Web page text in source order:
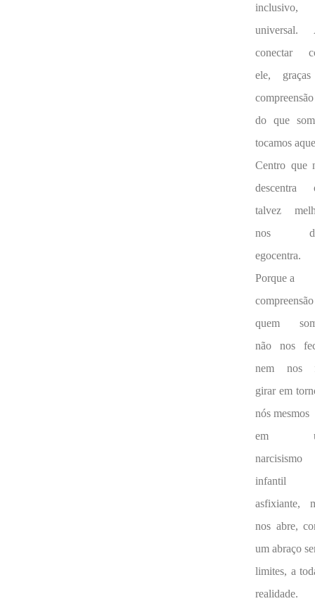
inclusivo,
universal.
conectar
ele,
compreensão
do que
tocamos
Centro que
descentra
talvez
nos
egocentra.
Porque a
quem
não nos
nem nos
girar em
nós mesmos
em
narcisismo
infantil
asfixiante,
nos abre,
um abraço
limites, a
realidade.